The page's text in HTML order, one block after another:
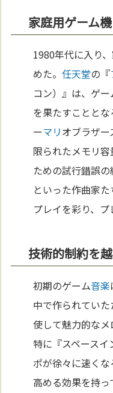
家庭用ゲーム
1980年代に入り
めた。任天堂の『
コン）』は、ゲー
を果たすことと
ーマリオブラザ
限られたメモリ
ための試行錯誤
といった作曲家
プレイを彩り、
技術的制約を
初期のゲーム音楽
中で作られてい
使して魅力的なメ
特に『スペース
ポが徐々に速く
高める効果を持